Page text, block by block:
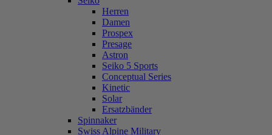
Herren
Damen
Prospex
Presage
Astron
Seiko 5 Sports
Conceptual Series
Kinetic
Solar
Ersatzbänder
Spinnaker
Swiss Alpine Military